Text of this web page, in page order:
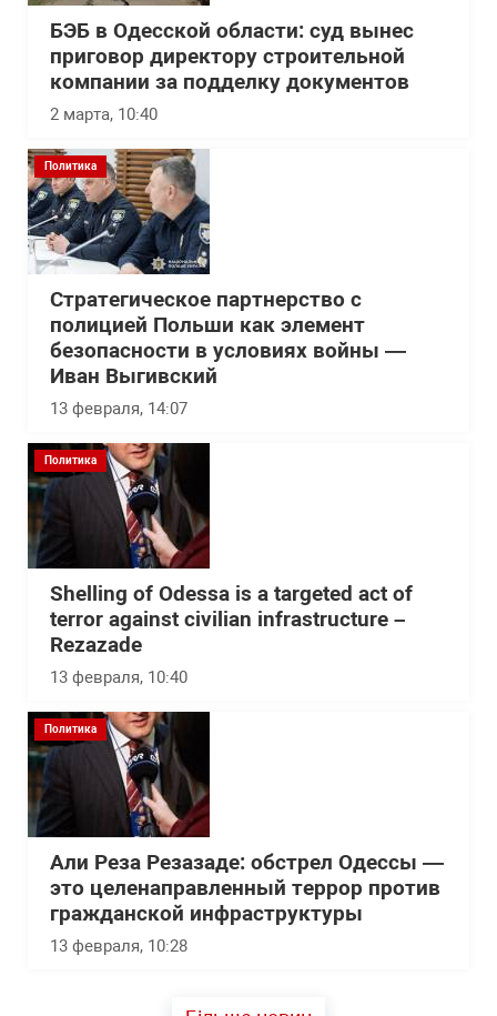
БЭБ в Одесской области: суд вынес
приговор директору строительной
компании за подделку документов
2 марта, 10:40
Политика
Стратегическое партнерство с
полицией Польши как элемент
безопасности в условиях войны —
Иван Выгивский
13 февраля, 14:07
Политика
Shelling of Odessa is a targeted act of
terror against civilian infrastructure –
Rezazade
13 февраля, 10:40
Политика
Али Реза Резазаде: обстрел Одессы —
это целенаправленный террор против
гражданской инфраструктуры
13 февраля, 10:28